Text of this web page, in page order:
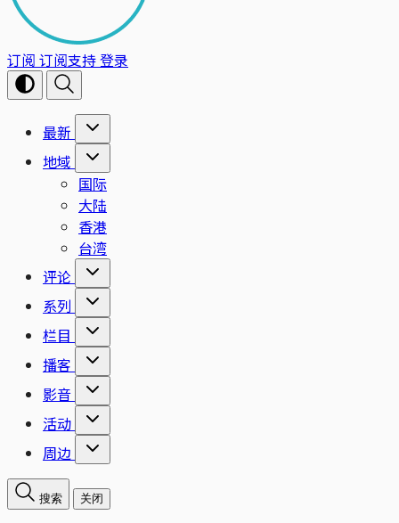
订阅 订阅支持登录
最新
地域
国际
大陆
香港
台湾
评论
系列
栏目
播客
影音
活动
周边
搜索 关闭